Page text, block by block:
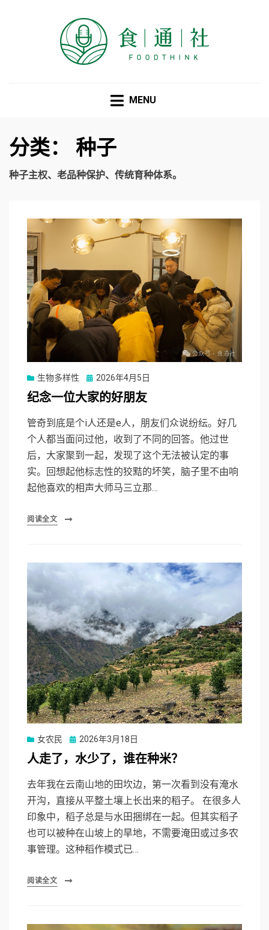
MENU
分类： 种子
种子主权、老品种保护、传统育种体系。
生物多样性
Posted
on
2026年4月5日
纪念一位大家的好朋友
管奇到底是个i人还是e人，朋友们众说纷纭。好几
个人都当面问过他，收到了不同的回答。他过世
后，大家聚到一起，发现了这个无法被认定的事
实。回想起他标志性的狡黠的坏笑，脑子里不由响
起他喜欢的相声大师马三立那…
阅读全文
女农民
Posted
2026年3月18日
人走了，水少了，谁在种米？
去年我在云南山地的田坎边，第一次看到没有淹水
开沟，直接从平整土壤上长出来的稻子。 在很多人
印象中，稻子总是与水田捆绑在一起。但其实稻子
也可以被种在山坡上的旱地，不需要淹田或过多农
事管理。这种稻作模式已…
阅读全文